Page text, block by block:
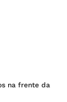
na frente da